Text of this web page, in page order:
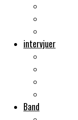
intervjuer
Band